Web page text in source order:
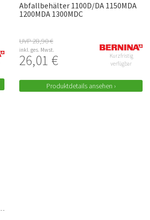
Abfallbehälter 1100D/DA 1150MDA
1200MDA 1300MDC
UVP 28,90 €
inkl. ges. Mwst.
26,01 €
Kurzfristig
verfügbar
Produktdetails ansehen ›